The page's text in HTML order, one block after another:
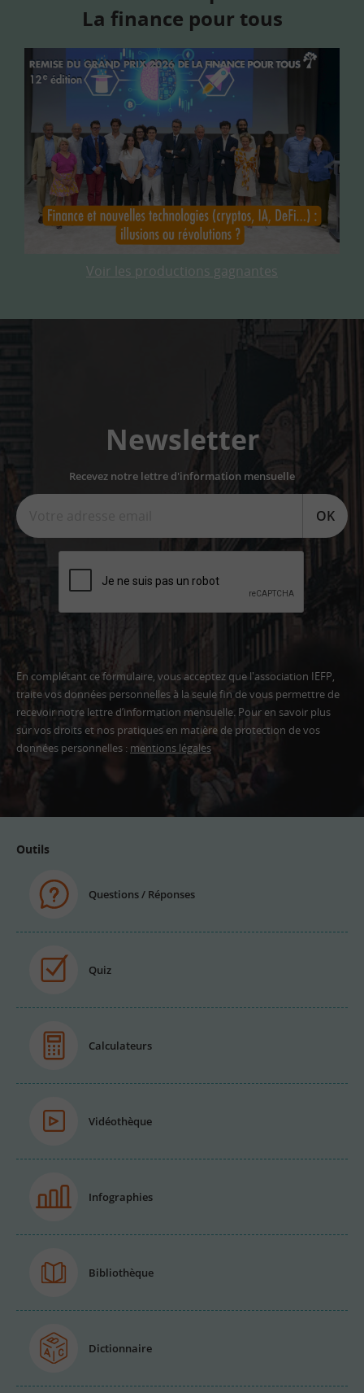
La finance pour tous
Voir les productions gagnantes
Newsletter
Recevez notre lettre d'information mensuelle
OK
En complétant ce formulaire, vous acceptez que l'association IEFP,
traite vos données personnelles à la seule fin de vous permettre de
recevoir notre lettre d’information mensuelle. Pour en savoir plus
sur vos droits et nos pratiques en matière de protection de vos
données personnelles : mentions légales
Outils
Questions / Réponses
Quiz
Calculateurs
Vidéothèque
Infographies
Bibliothèque
Dictionnaire